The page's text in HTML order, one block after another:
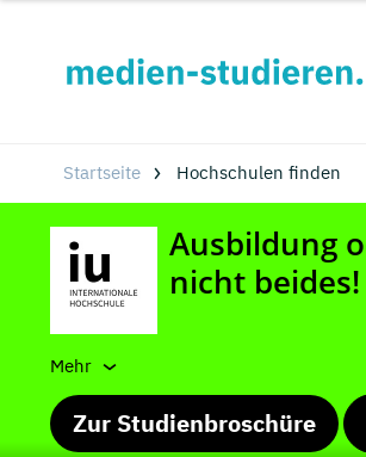
Startseite Hochschulen finden
Mehr
Zur Studienbroschüre